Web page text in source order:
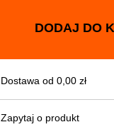
DODAJ DO
Dostawa od 0,00 zł
Zapytaj o produkt